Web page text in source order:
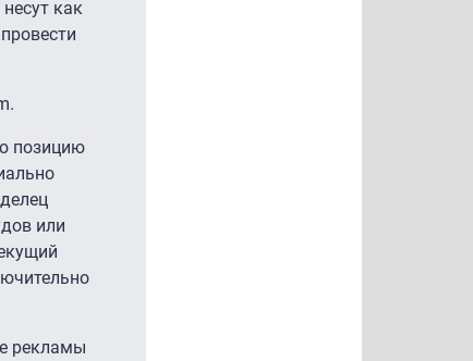
как
позицию
или
рекламы